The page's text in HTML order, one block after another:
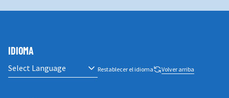
IDIOMA
Restablecer el idioma Volver arriba